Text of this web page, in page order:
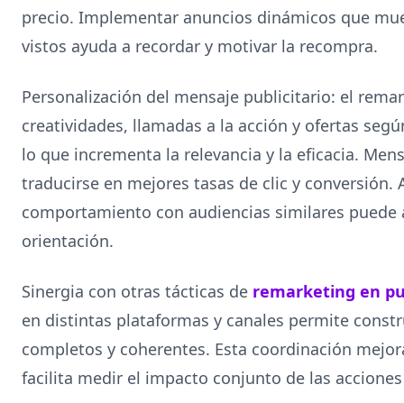
precio. Implementar anuncios dinámicos que
vistos ayuda a recordar y motivar la recompra.
Personalización del mensaje publicitario: el
creatividades, llamadas a la acción y ofertas
lo que incrementa la relevancia y la eficacia.
traducirse en mejores tasas de clic y conversión.
comportamiento con audiencias similares
orientación.
Sinergia con otras tácticas de remarketing en
en distintas plataformas y canales permite
completos y coherentes. Esta coordinación
facilita medir el impacto conjunto de las